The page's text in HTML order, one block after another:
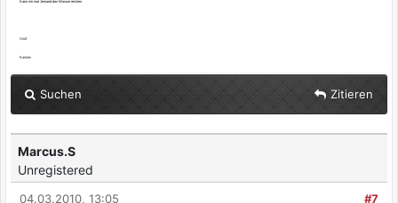
Kann mir mal Jemand das Wasser reichen
Gruß
Karsten
Suchen Zitieren
Marcus.S
Unregistered
#7
04.03.2010, 13:05